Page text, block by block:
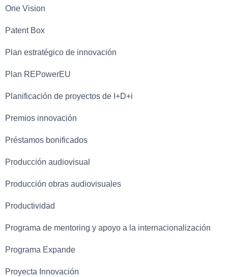
One Vision
Patent Box
Plan estratégico de innovación
Plan REPowerEU
Planificación de proyectos de I+D+i
Premios innovación
Préstamos bonificados
Producción audiovisual
Producción obras audiovisuales
Productividad
Programa de mentoring y apoyo a la internacionalización
Programa Expande
Proyecta Innovación